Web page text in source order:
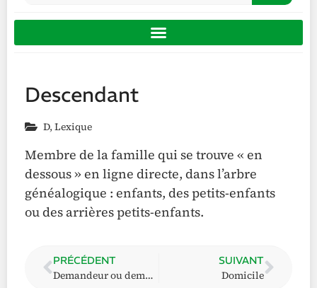
Descendant
D, Lexique
Membre de la famille qui se trouve « en
dessous » en ligne directe, dans l’arbre
généalogique : enfants, des petits-enfants
ou des arrières petits-enfants.
PRÉCÉDENT
Demandeur ou demandeuse d’aide
SUIVANT
Domicile